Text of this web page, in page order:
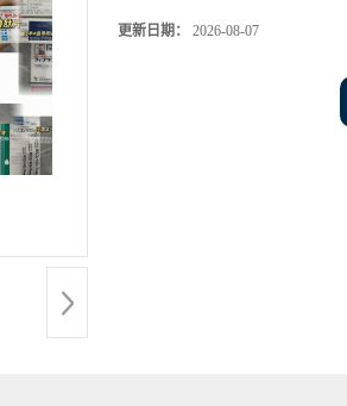
更新日期： 2026-08-07